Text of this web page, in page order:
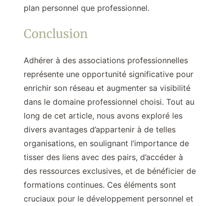
plan personnel que professionnel.
Conclusion
Adhérer à des associations professionnelles
représente une opportunité significative pour
enrichir son réseau et augmenter sa visibilité
dans le domaine professionnel choisi. Tout au
long de cet article, nous avons exploré les
divers avantages d’appartenir à de telles
organisations, en soulignant l’importance de
tisser des liens avec des pairs, d’accéder à
des ressources exclusives, et de bénéficier de
formations continues. Ces éléments sont
cruciaux pour le développement personnel et